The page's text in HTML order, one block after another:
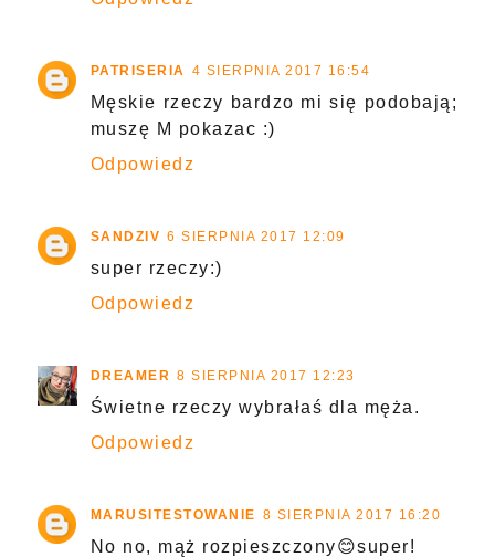
PATRISERIA 4 SIERPNIA 2017 16:54
Męskie rzeczy bardzo mi się podobają;
muszę M pokazac :)
Odpowiedz
SANDZIV 6 SIERPNIA 2017 12:09
super rzeczy:)
Odpowiedz
DREAMER 8 SIERPNIA 2017 12:23
Świetne rzeczy wybrałaś dla męża.
Odpowiedz
MARUSITESTOWANIE 8 SIERPNIA 2017 16:20
No no, mąż rozpieszczony😊super!